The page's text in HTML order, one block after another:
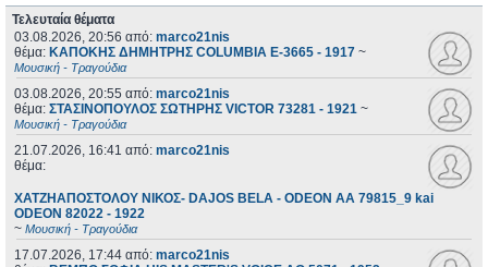
Τελευταία θέματα
03.08.2026, 20:56 από: marco21nis
θέμα: ΚΑΠΟΚΗΣ ΔΗΜΗΤΡΗΣ COLUMBIA E-3665 - 1917 ~
Μουσική - Τραγούδια
03.08.2026, 20:55 από: marco21nis
θέμα: ΣΤΑΣΙΝΟΠΟΥΛΟΣ ΣΩΤΗΡΗΣ VICTOR 73281 - 1921 ~
Μουσική - Τραγούδια
21.07.2026, 16:41 από: marco21nis
θέμα:
ΧΑΤΖΗΑΠΟΣΤΟΛΟΥ ΝΙΚΟΣ- DAJOS BELA - ODEON AA 79815_9 kai
ODEON 82022 - 1922
~ Μουσική - Τραγούδια
17.07.2026, 17:44 από: marco21nis